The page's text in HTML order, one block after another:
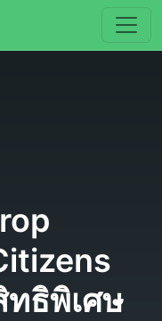
ธิพิเศษ